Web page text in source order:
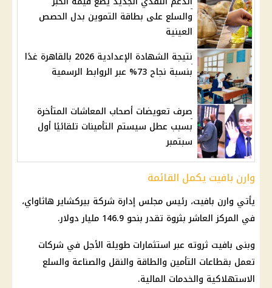
والسلع على بطاقة التموين بدل الحصص
العينية
نتيجة الشهادة الإعدادية 2026 بالقاهرة غدًا
بنسبة نجاح 73% عبر الروابط الرسمية
صرف تعويضات أصحاب المعاشات المتأخرة
بسبب عطل سيستم التأمينات تلقائيًا أول
سبتمبر
وارن بافيت يكمل القائمة
يأتي وارن بافيت، رئيس مجلس إدارة شركة بيركشاير هاثاواي،
في المركز العاشر بثروة تقدر بنحو 146.9 مليار
دولار.
وبنى بافيت ثروته عبراستثمارات طويلة الأجل في شركات
تعمل بقطاعات التأمين والطاقة والنقل والصناعة والسلع
الاستهلاكية والخدمات المالية.